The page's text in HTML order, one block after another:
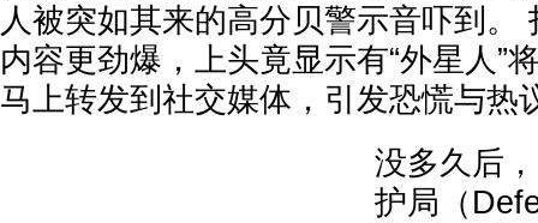
人被突如其来的高分贝警示音吓到。
内容更劲爆，上头竟显示有“外星人”
马上转发到社交媒体，引发恐慌与热
没多久后
护局（